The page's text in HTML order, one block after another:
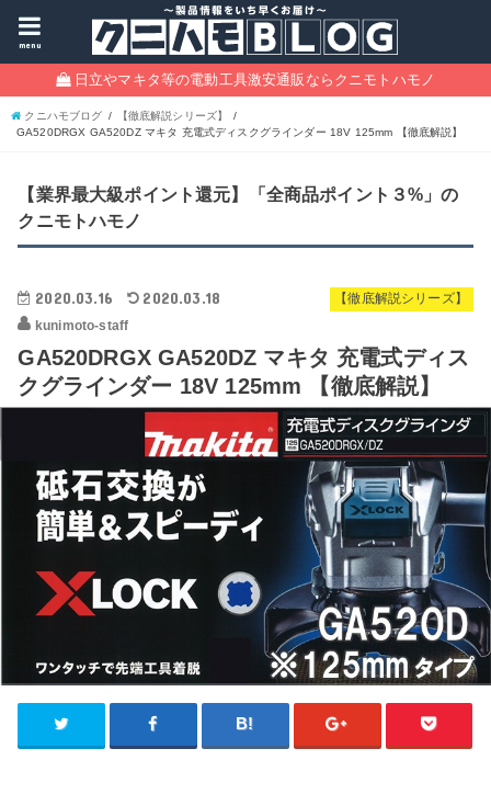
menu
日立やマキタ等の電動工具激安通販ならクニモトハモノ
クニハモブログ
【徹底解説シリーズ】
GA520DRGX GA520DZ マキタ 充電式ディスクグラインダー 18V 125mm 【徹底解説】
【業界最大級ポイント還元】「全商品ポイント３%」の
クニモトハモノ
【徹底解説シリーズ】
2020.03.16 2020.03.18
kunimoto-staff
GA520DRGX GA520DZ マキタ 充電式ディス
クグラインダー 18V 125mm 【徹底解説】